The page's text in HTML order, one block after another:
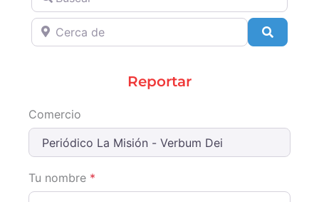
Cerca de
Reportar
Comercio
Tu nombre *